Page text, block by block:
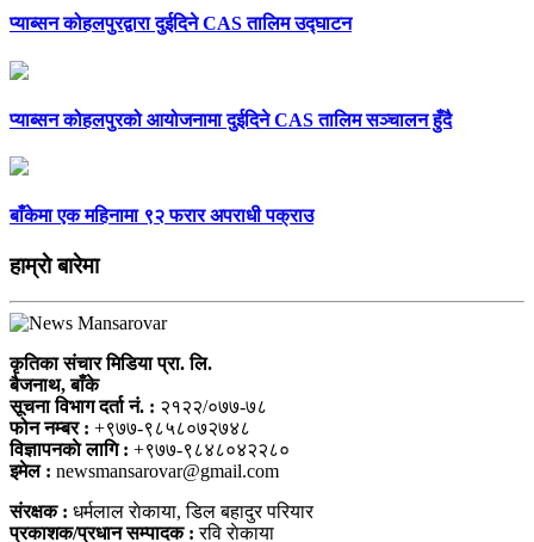
प्याब्सन कोहलपुरद्वारा दुईदिने CAS तालिम उद्घाटन
प्याब्सन कोहलपुरको आयोजनामा दुईदिने CAS तालिम सञ्चालन हुँदै
बाँकेमा एक महिनामा ९२ फरार अपराधी पक्राउ
हाम्राे बारेमा
कृतिका संचार मिडिया प्रा. लि.
बैजनाथ, बाँके
सूचना विभाग दर्ता नं. : २१२२/०७७-७८
फोन नम्बर : +९७७-९८५८०७२७४८
विज्ञापनकाे लागि : +९७७-९८४८०४२२८०
इमेल : newsmansarovar@gmail.com
संरक्षक : धर्मलाल राेकाया, डिल बहादुर परियार
प्रकाशक/प्रधान सम्पादक : रवि राेकाया